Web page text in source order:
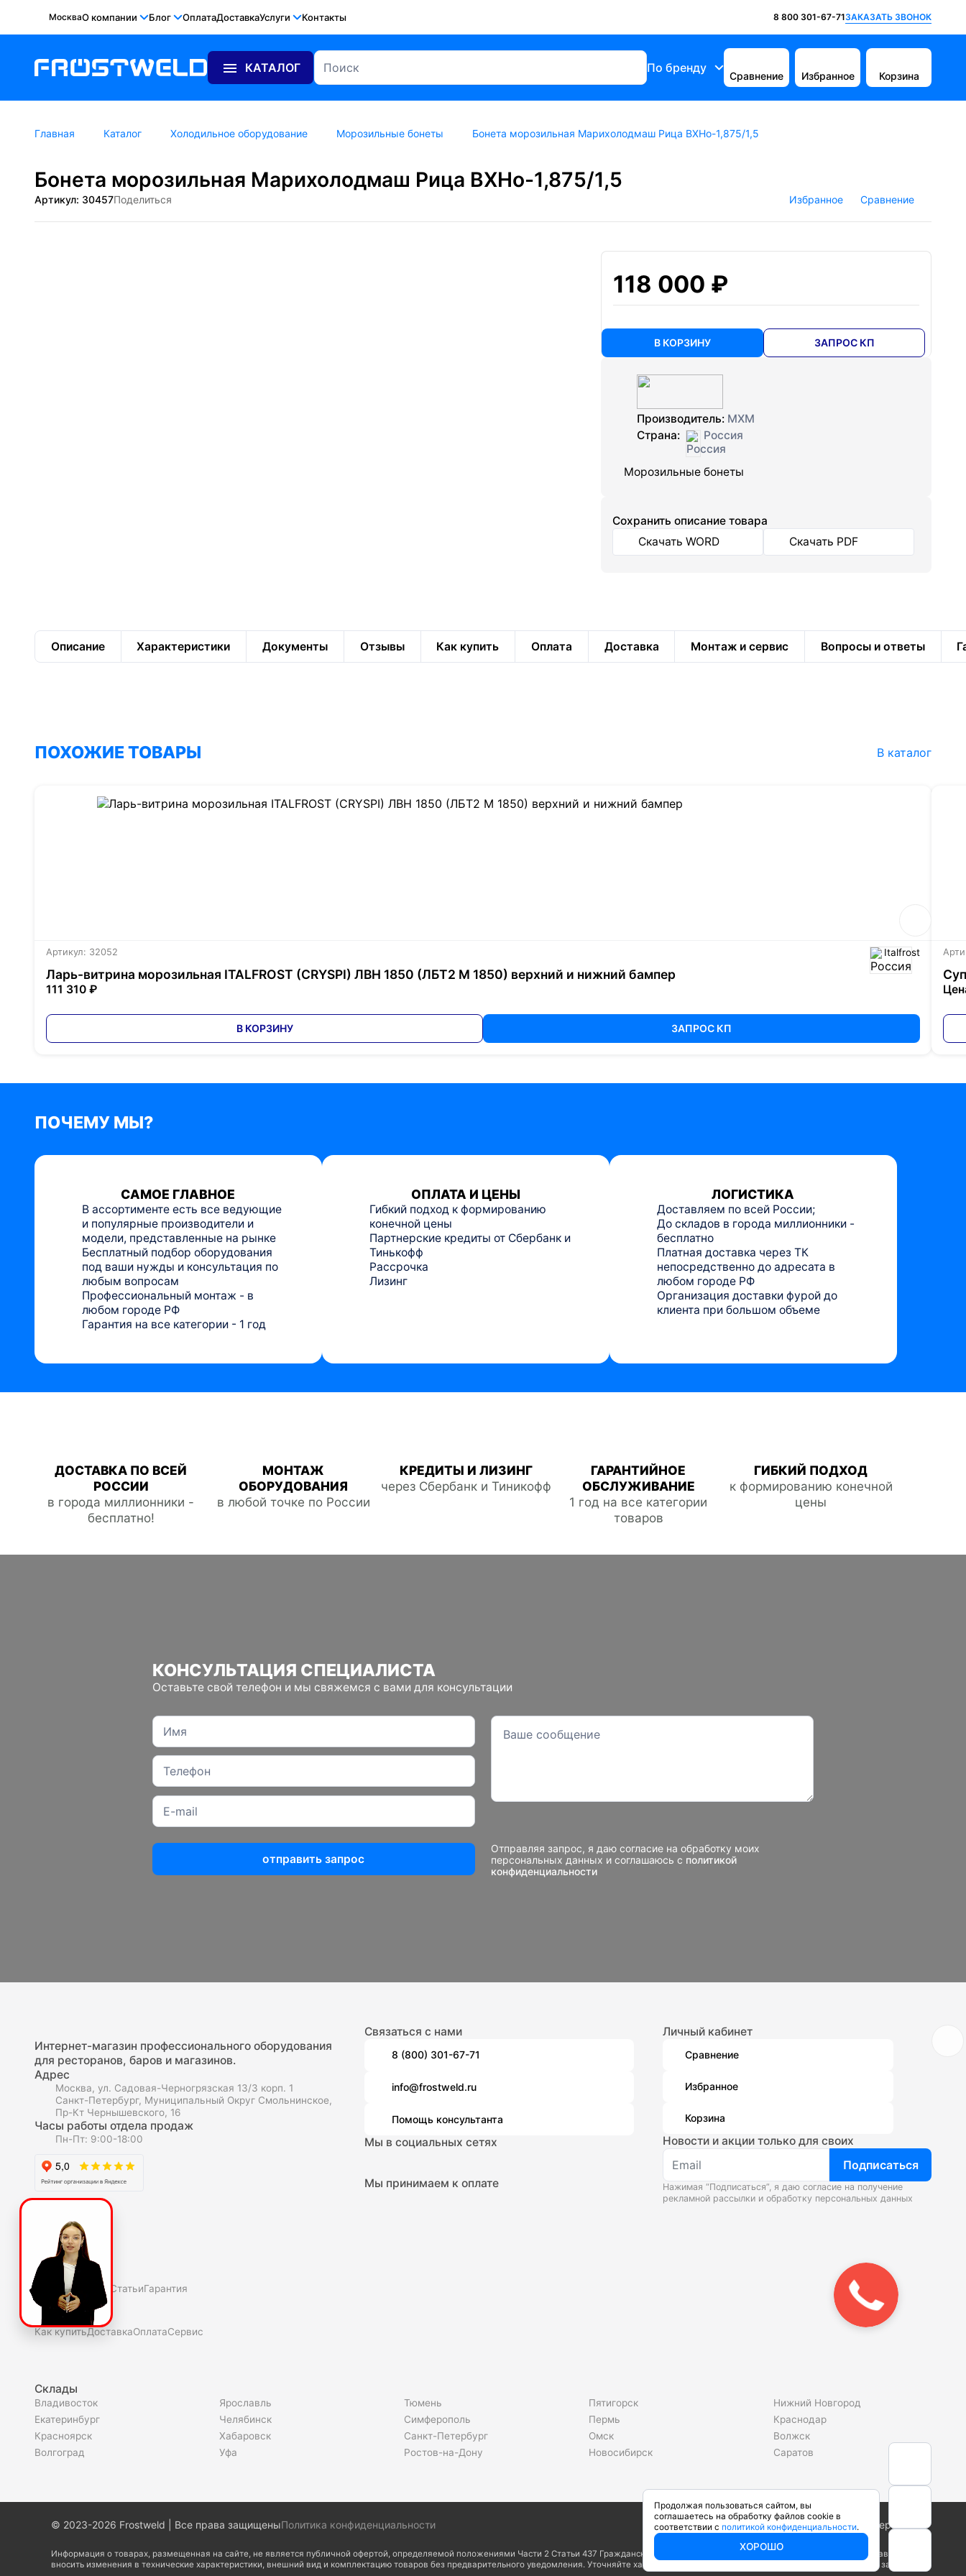
МоскваО компании Блог ОплатаДоставкаУслуги Контакты 8 800 301-67-71ЗАКАЗАТЬ ЗВОНОК
КАТАЛОГ По бренду
Сравнение Избранное Корзина
Главная Каталог Холодильное оборудование Морозильные бонеты Бонета морозильная Марихолодмаш Рица ВХНо-1,875/1,5
Бонета морозильная Марихолодмаш Рица ВХНо-1,875/1,5
Артикул: 30457Поделиться Избранное Сравнение
118 000 ₽
В КОРЗИНУ ЗАПРОС КП
Производитель: МХМ
Страна:
Россия
Морозильные бонеты
Cохранить описание товара
Скачать WORD
Скачать PDF
Описание Характеристики Документы Отзывы Как купить Оплата Доставка Монтаж и сервис Вопросы и ответы
ПОХОЖИЕ ТОВАРЫ В каталог
Артикул: 32052 Italfrost
Ларь-витрина морозильная ITALFROST (CRYSPI) ЛВН 1850 (ЛБТ2 М 1850) верхний и нижний бампер
111 310 ₽
В КОРЗИНУ ЗАПРОС КП
ПОЧЕМУ МЫ?
САМОЕ ГЛАВНОЕ
В ассортименте есть все ведующие
и популярные производители и
модели, представленные на рынке
Бесплатный подбор оборудования
под ваши нужды и консультация по
любым вопросам
Профессиональный монтаж - в
любом городе РФ
Гарантия на все категории - 1 год
ОПЛАТА И ЦЕНЫ
Гибкий подход к формированию
конечной цены
Партнерские кредиты от Сбербанк и
Тинькофф
Рассрочка
Лизинг
ЛОГИСТИКА
Доставляем по всей России;
До складов в города миллионники -
бесплатно
Платная доставка через ТК
непосредственно до адресата в
любом городе РФ
Организация доставки фурой до
клиента при большом объеме
ДОСТАВКА ПО ВСЕЙ
РОССИИ
в города миллионники -
бесплатно!
МОНТАЖ
ОБОРУДОВАНИЯ
в любой точке по России
КРЕДИТЫ И ЛИЗИНГ
через Сбербанк и Тиникофф
ГАРАНТИЙНОЕ
ОБСЛУЖИВАНИЕ
1 год на все категории
товаров
ГИБКИЙ ПОДХОД
к формированию конечной
цены
КОНСУЛЬТАЦИЯ СПЕЦИАЛИСТА
Оставьте свой телефон и мы свяжемся с вами для консультации
отправить запрос
Отправляя запрос, я даю согласие на обработку моих
персональных данных и соглашаюсь с политикой
конфиденциальности
Интернет-магазин профессионального оборудования
для ресторанов, баров и магазинов.
Адрес
Москва, ул. Садовая-Черногрязская 13/3 корп. 1
Санкт-Петербург, Муниципальный Округ Смольнинское,
Пр-Кт Чернышевского, 16
Часы работы отдела продаж
Пн-Пт: 9:00-18:00
О компаниии
О нас
Полезное
Скидки и акции СтатьиГарантия
Покупателю
Как купитьДоставкаОплатаСервис
Связаться с нами
8 (800) 301-67-71
info@frostweld.ru
Помощь консультанта
Мы в социальных сетях
Мы принимаем к оплате
Личный кабинет
Сравнение
Избранное
Корзина
Новости и акции только для своих
Подписаться
Нажимая “Подписаться”, я даю согласие на получение
рекламной рассылки и обработку персональных данных
Склады
Владивосток
Екатеринбург
Красноярск
Волгоград
Ярославль
Челябинск
Хабаровск
Уфа
Тюмень
Симферополь
Санкт-Петербург
Ростов-на-Дону
Пятигорск
Пермь
Омск
Новосибирск
Нижний Новгород
Краснодар
Волжск
Саратов
© 2023-2026 Frostweld | Все права защищеныПолитика конфиденциальности Сделано в студии
Информация о товарах, размещенная на сайте, не является публичной офертой, определяемой положениями Части 2 Статьи 437 Гражданского кодекса Российской Федерации. Производители вправе
вносить изменения в технические характеристики, внешний вид и комплектацию товаров без предварительного уведомления. Уточняйте характеристики у наших менеджеров перед оформлением заказа.
Продолжая пользоваться сайтом, вы
соглашаетесь на обработку файлов cookie в
соответствии с политикой конфиденциальности.
ХОРОШО
Закажите
звонок!